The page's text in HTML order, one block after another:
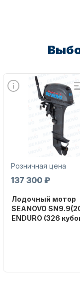
Аксессуары для
катеров
Подобрать
лодочных
Розничная цена
137 300 ₽
Лодочный мотор
SEANOVO
ENDURO (326